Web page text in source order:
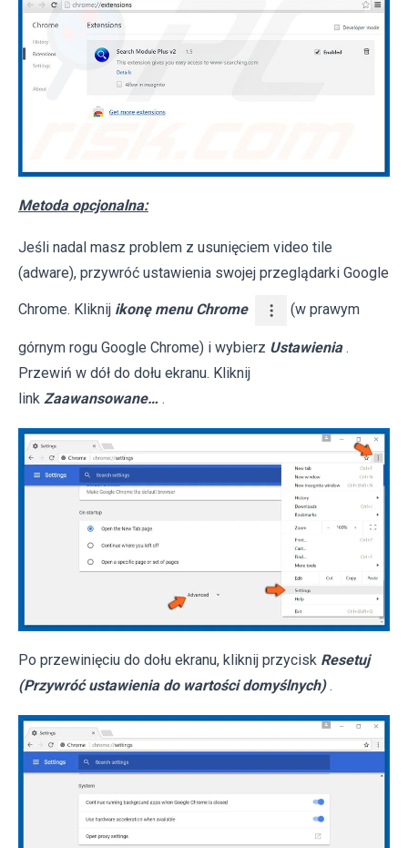
Metoda opcjonalna:
Jeśli nadal masz problem z usunięciem video tile
(adware), przywróć ustawienia swojej przeglądarki Google
Chrome. Kliknij ikonę menu Chrome (w prawym
górnym rogu Google Chrome) i wybierz Ustawienia .
Przewiń w dół do dołu ekranu. Kliknij
link Zaawansowane… .
Po przewinięciu do dołu ekranu, kliknij przycisk Resetuj
(Przywróć ustawienia do wartości domyślnych) .